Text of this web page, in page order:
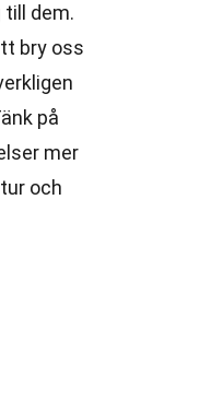
dem.
bry oss
på
mer
och